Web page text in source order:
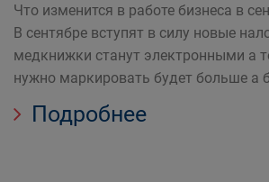
Что изменится в работе бизнеса в
В сентябре вступят в силу новые
медкнижки станут электронными а
нужно маркировать будет больше а
Подробнее